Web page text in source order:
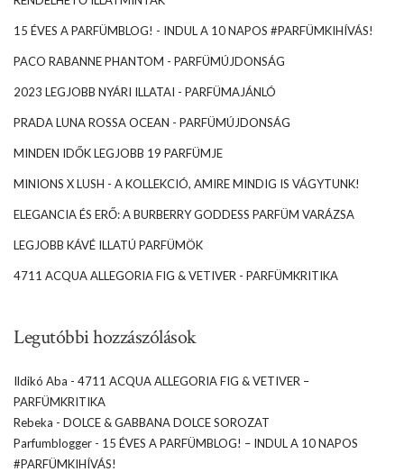
15 ÉVES A PARFÜMBLOG! - INDUL A 10 NAPOS #PARFÜMKIHÍVÁS!
PACO RABANNE PHANTOM - PARFÜMÚJDONSÁG
2023 LEGJOBB NYÁRI ILLATAI - PARFÜMAJÁNLÓ
PRADA LUNA ROSSA OCEAN - PARFÜMÚJDONSÁG
MINDEN IDŐK LEGJOBB 19 PARFÜMJE
MINIONS X LUSH - A KOLLEKCIÓ, AMIRE MINDIG IS VÁGYTUNK!
ELEGANCIA ÉS ERŐ: A BURBERRY GODDESS PARFÜM VARÁZSA
LEGJOBB KÁVÉ ILLATÚ PARFÜMÖK
4711 ACQUA ALLEGORIA FIG & VETIVER - PARFÜMKRITIKA
Legutóbbi hozzászólások
Ildikó Aba - 4711 ACQUA ALLEGORIA FIG & VETIVER –
PARFÜMKRITIKA
Rebeka - DOLCE & GABBANA DOLCE SOROZAT
Parfumblogger - 15 ÉVES A PARFÜMBLOG! – INDUL A 10 NAPOS
#PARFÜMKIHÍVÁS!